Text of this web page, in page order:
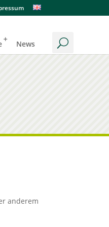
News
anderem